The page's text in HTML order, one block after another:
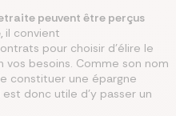
peuvent être perçus
il convient
pour choisir d'élire le
besoins. Comme son nom
constituer une épargne
donc utile d’y passer un